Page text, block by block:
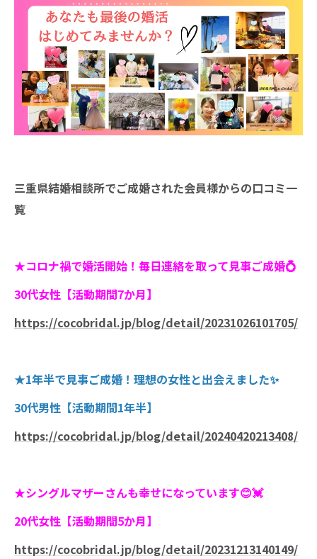
三重県結婚相談所でご成婚された会員様からの口コミ一
覧
★コロナ禍で婚活開始！毎日連絡を取って見事ご成婚💍
30代女性【活動期間7か月】
https://cocobridal.jp/blog/detail/20231026101705/
★1年半で見事ご成婚！理想の女性と出会えました✨
30代男性【活動期間1年半】
https://cocobridal.jp/blog/detail/20240420213408/
★シングルマザーさんも幸せになっています😊💓
20代女性【活動期間5か月】
https://cocobridal.jp/blog/detail/20231213140149/